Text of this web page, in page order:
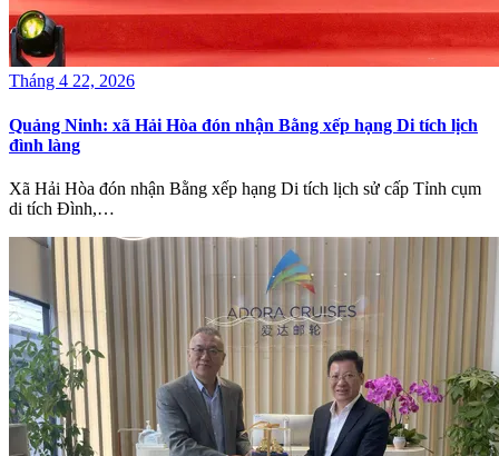
Tháng 4 22, 2026
Quảng Ninh: xã Hải Hòa đón nhận Bằng xếp hạng Di tích lịch
đình làng
Xã Hải Hòa đón nhận Bằng xếp hạng Di tích lịch sử cấp Tỉnh cụm
di tích Đình,…